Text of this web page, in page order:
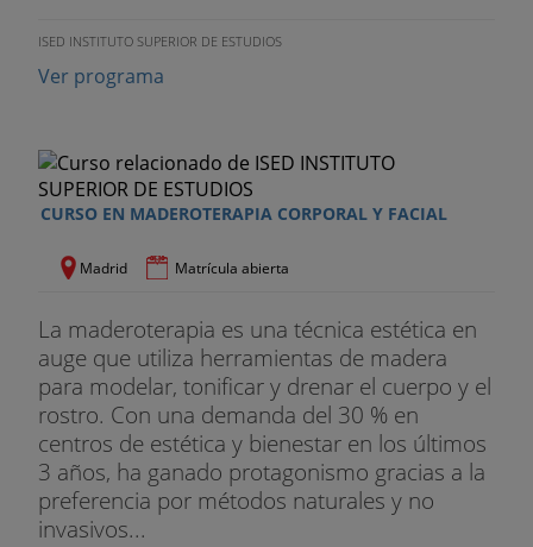
ISED INSTITUTO SUPERIOR DE ESTUDIOS
Ver programa
CURSO EN MADEROTERAPIA CORPORAL Y FACIAL
Madrid Matrícula abierta
La maderoterapia es una técnica estética en
auge que utiliza herramientas de madera
para modelar, tonificar y drenar el cuerpo y el
rostro. Con una demanda del 30 % en
centros de estética y bienestar en los últimos
3 años, ha ganado protagonismo gracias a la
preferencia por métodos naturales y no
invasivos...